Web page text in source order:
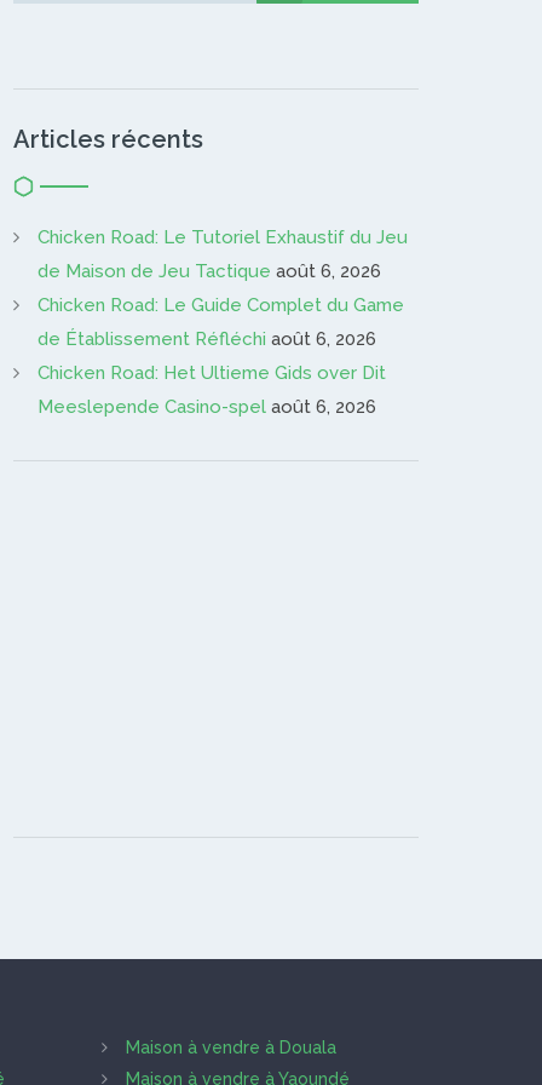
Articles récents
Chicken Road: Le Tutoriel Exhaustif du Jeu
de Maison de Jeu Tactique août 6, 2026
Chicken Road: Le Guide Complet du Game
de Établissement Réfléchi août 6, 2026
Chicken Road: Het Ultieme Gids over Dit
Meeslepende Casino-spel août 6, 2026
Maison à vendre à Douala
Maison à vendre à Yaoundé